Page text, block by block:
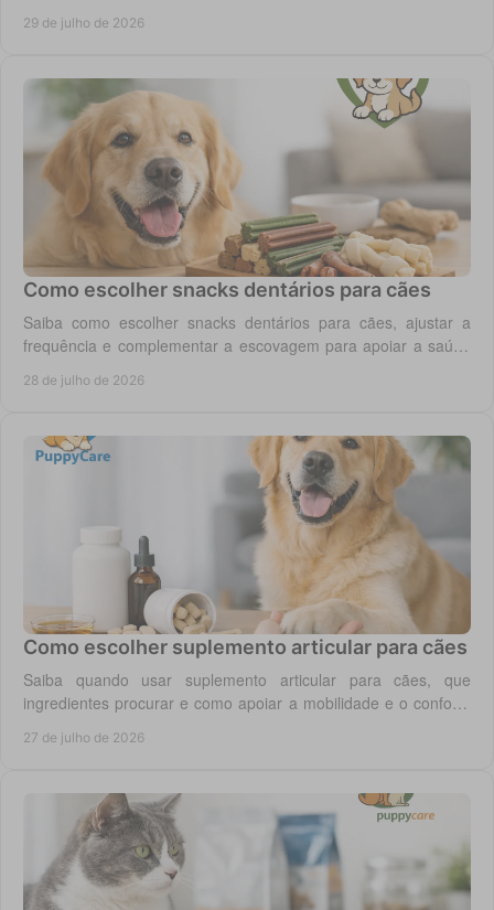
29 de julho de 2026
Como escolher snacks dentários para cães
Saiba como escolher snacks dentários para cães, ajustar a
frequência e complementar a escovagem para apoiar a saúde
28 de julho de 2026
Como escolher suplemento articular para cães
Saiba quando usar suplemento articular para cães, que
ingredientes procurar e como apoiar a mobilidade e o conforto
27 de julho de 2026